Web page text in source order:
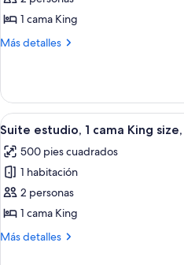
Suite
Deluxe,
1 cama King
Más detalles
Más
Deluxe,
habitación
Abrir
todas
las
fotos
de
Suite
estudio,
5
Suite estudio, 1 cama King
500 pies cuadrados
1 habitación
2 personas
1 cama King
Más detalles
Más